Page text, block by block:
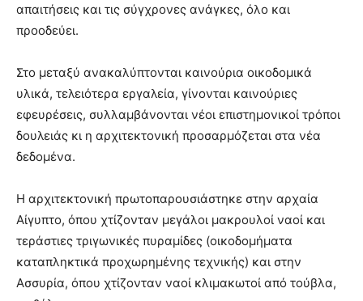
απαιτήσεις και τις σύγχρονες ανάγκες, όλο και
προοδεύει.
Στο μεταξύ ανακαλύπτονται καινούρια οικοδομικά
υλικά, τελειότερα εργαλεία, γίνονται καινούριες
εφευρέσεις, συλλαμβάνονται νέοι επιστημονικοί τρόποι
δουλειάς κι η αρχιτεκτονική προσαρμόζεται στα νέα
δεδομένα.
Η αρχιτεκτονική πρωτοπαρουσιάστηκε στην αρχαία
Αίγυπτο, όπου χτίζονταν μεγάλοι μακρουλοί ναοί και
τεράστιες τριγωνικές πυραμίδες (οικοδομήματα
καταπληκτικά προχωρημένης τεχνικής) και στην
Ασσυρία, όπου χτίζονταν ναοί κλιμακωτοί από τούβλα,